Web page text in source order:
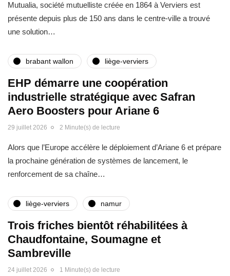
Mutualia, société mutuelliste créée en 1864 à Verviers est
présente depuis plus de 150 ans dans le centre-ville a trouvé
une solution…
brabant wallon liège-verviers
EHP démarre une coopération
industrielle stratégique avec Safran
Aero Boosters pour Ariane 6
29 juillet 2026 2 Minute(s) de lecture
Alors que l’Europe accélère le déploiement d’Ariane 6 et prépare
la prochaine génération de systèmes de lancement, le
renforcement de sa chaîne…
liège-verviers namur
Trois friches bientôt réhabilitées à
Chaudfontaine, Soumagne et
Sambreville
24 juillet 2026 1 Minute(s) de lecture